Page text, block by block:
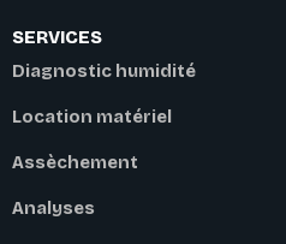
SERVICES
Diagnostic humidité
Location matériel
Assèchement
Analyses